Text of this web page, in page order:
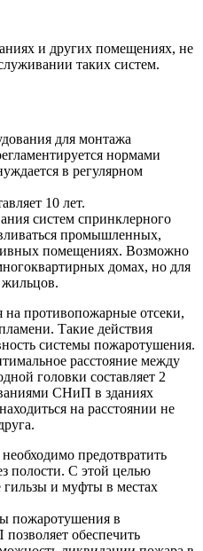
и других помещениях, не
таких систем.
для монтажа
нормами
в регулярном
10 лет.
систем спринклерного
промышленных,
помещениях. Возможно
домах, но для
жильцов.
на противопожарные отсеки,
Такие действия
системы пожаротушения.
расстояние между
головки составляет 2
СНиП в зданиях
на расстоянии не
предотвратить
полости. С этой целью
гильзы и муфты в местах
пожаротушения в
обеспечить